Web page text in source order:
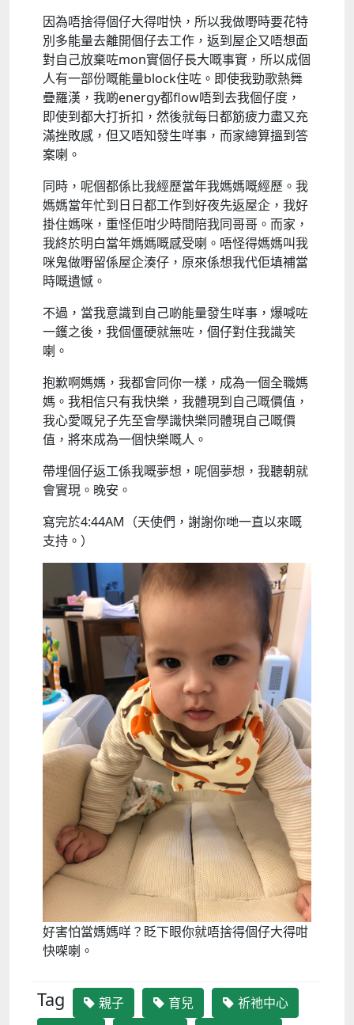
因為唔捨得個仔大得咁快，所以我做嘢時要花特
別多能量去離開個仔去工作，返到屋企又唔想面
對自己放棄咗mon實個仔長大嘅事實，所以成個
人有一部份嘅能量block住咗。即使我勁歌熱舞
疊羅漢，我啲energy都flow唔到去我個仔度，
即使到都大打折扣，然後就每日都筋疲力盡又充
滿挫敗感，但又唔知發生咩事，而家總算搵到答
案喇。
同時，呢個都係比我經歷當年我媽媽嘅經歷。我
媽媽當年忙到日日都工作到好夜先返屋企，我好
掛住媽咪，重怪佢咁少時間陪我同哥哥。而家，
我終於明白當年媽媽嘅感受喇。唔怪得媽媽叫我
咪鬼做嘢留係屋企湊仔，原來係想我代佢填補當
時嘅遺憾。
不過，當我意識到自己啲能量發生咩事，爆喊咗
一鑊之後，我個僵硬就無咗，個仔對住我識笑
喇。
抱歉啊媽媽，我都會同你一樣，成為一個全職媽
媽。我相信只有我快樂，我體現到自己嘅價值，
我心愛嘅兒子先至會學識快樂同體現自己嘅價
值，將來成為一個快樂嘅人。
帶埋個仔返工係我嘅夢想，呢個夢想，我聽朝就
會實現。晚安。
寫完於4:44AM（天使們，謝謝你哋一直以來嘅
支持。）
好害怕當媽媽咩？眨下眼你就唔捨得個仔大得咁
快㗎喇。
Tag 親子 育兒
祈祂中心